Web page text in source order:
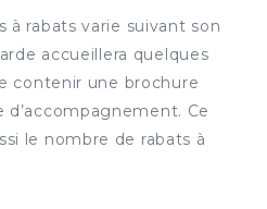
à rabats varie suivant son
accueillera quelques
contenir une brochure
Ce
le nombre de rabats à